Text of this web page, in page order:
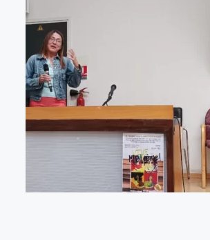
Qué dicen de nosotros?
Aviso legal
Política de cookies
Expositions
Bruit de gommettes Paris 2025